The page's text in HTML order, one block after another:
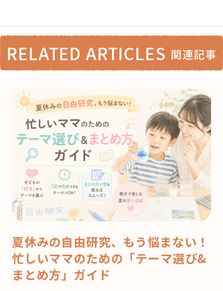
RELATED ARTICLES 関連記事
夏休みの自由研究、もう悩まない！
忙しいママのための「テーマ選び&
まとめ方」ガイド